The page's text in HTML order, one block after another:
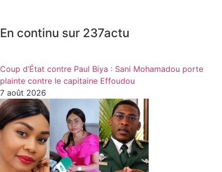
En continu sur 237actu
Coup d’État contre Paul Biya : Sani Mohamadou porte
plainte contre le capitaine Effoudou
7 août 2026